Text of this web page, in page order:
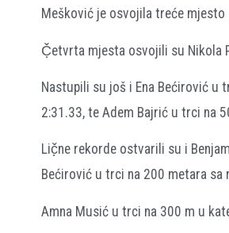
Mešković je osvojila treće
Č̣etvrta mjesta osvojili su Nikola
Nastupili su još i Ena Bećirović u
2:31.33, te Adem Bajrić u trci na
Lič̣ne rekorde ostvarili su i
Bećirović u trci na 200 metara sa
Amna Musić u trci na 300 m u